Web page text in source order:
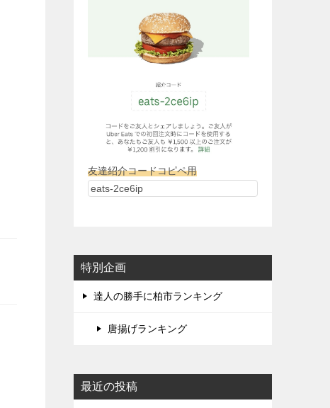
友達紹介コードコピペ用
特別企画
達人の勝手に柏市ランキング
唐揚げランキング
最近の投稿